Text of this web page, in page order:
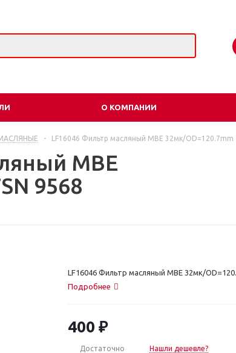
О КОМПАНИИ
- LF16046 Фильтр масляный MBE 32мк/OD=120.7mm
MBE
9568
LF16046 Фильтр масляный MBE 32мк/
Подробнее
400 ₽
Достаточно Нашли дешевле?